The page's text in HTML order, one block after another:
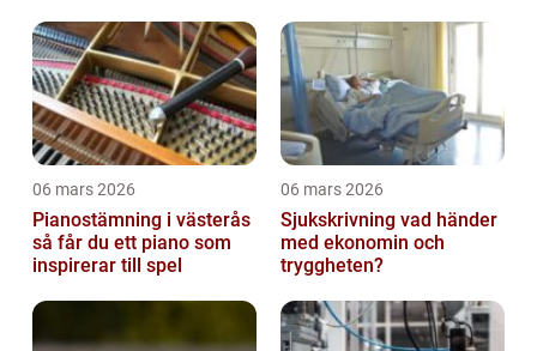
06 mars 2026
Pianostämning i västerås
så får du ett piano som
inspirerar till spel
06 mars 2026
Sjukskrivning vad händer
med ekonomin och
tryggheten?